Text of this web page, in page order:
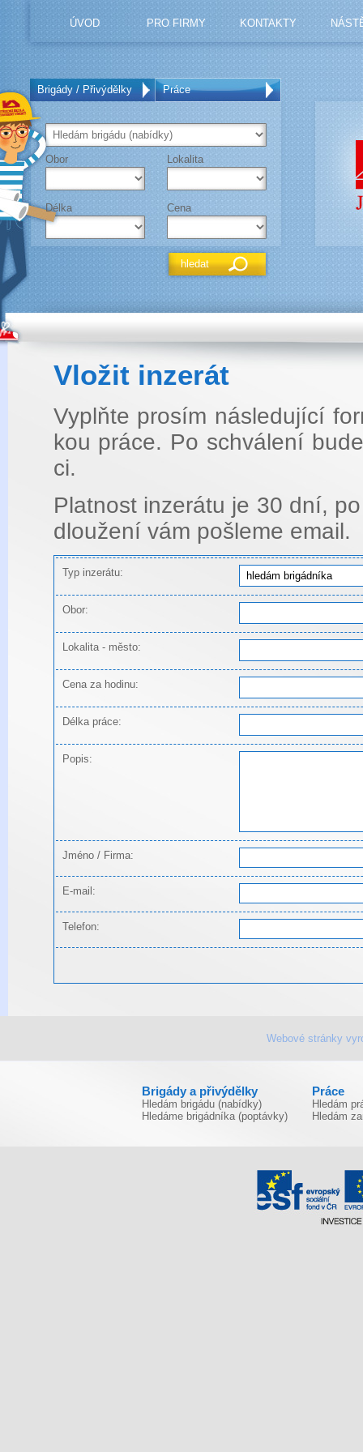
ÚVOD PRO FIRMY KONTAKTY
Brigády / Přivýdělky Práce
Obor Lokalita
Délka Cena
Vlo­žit in­ze­rát
Vyplňte pro­sím ná­sle­du­jí­cí
kou práce. Po schvá­le­ní
ci.
Plat­nost in­ze­rá­tu je 30 dní,
dlou­že­ní vám po­šle­me email.
Typ inzerátu:
Obor:
Lokalita - město:
Cena za hodinu:
Délka práce:
Popis:
Jméno / Firma:
E-mail:
Telefon:
Webové stránky
Brigády a přivýdělky
Hledám brigádu (nabídky)
Hledáme brigádníka (poptávky)
Práce
Hledám
Hledám